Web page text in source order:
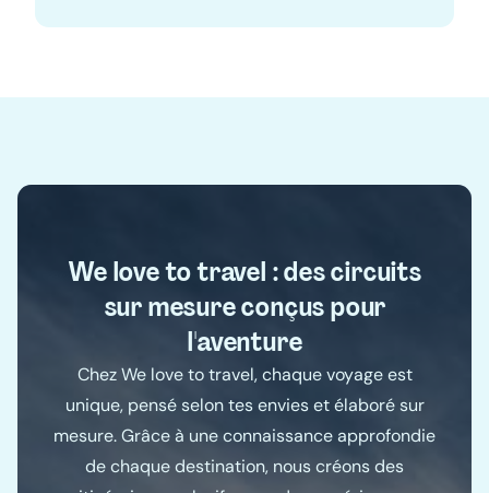
We love to travel : des circuits
sur mesure conçus pour
l'aventure
Chez We love to travel, chaque voyage est
unique, pensé selon tes envies et élaboré sur
mesure. Grâce à une connaissance approfondie
de chaque destination, nous créons des